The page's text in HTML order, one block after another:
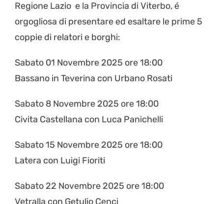
Regione Lazio e la Provincia di Viterbo, é
orgogliosa di presentare ed esaltare le prime 5
coppie di relatori e borghi:
Sabato 01 Novembre 2025 ore 18:00
Bassano in Teverina con Urbano Rosati
Sabato 8 Novembre 2025 ore 18:00
Civita Castellana con Luca Panichelli
Sabato 15 Novembre 2025 ore 18:00
Latera con Luigi Fioriti
Sabato 22 Novembre 2025 ore 18:00
Vetralla con Getulio Cenci